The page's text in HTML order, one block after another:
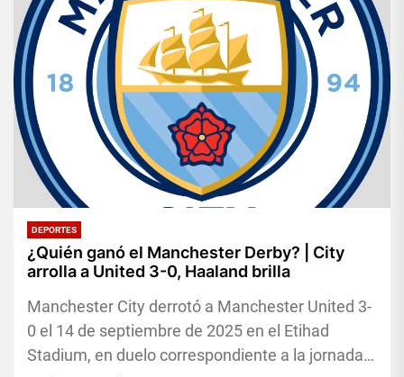
DEPORTES
¿Quién ganó el Manchester Derby? | City
arrolla a United 3-0, Haaland brilla
Manchester City derrotó a Manchester United 3-
0 el 14 de septiembre de 2025 en el Etihad
Stadium, en duelo correspondiente a la jornada 4